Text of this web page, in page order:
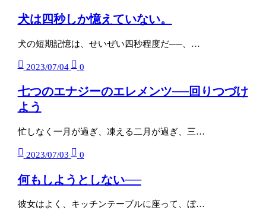
犬は四秒しか憶えていない。
犬の短期記憶は、せいぜい四秒程度だ──、…
2023/07/04 0
七つのエナジーのエレメンツ──回りつづけ
よう
忙しなく一月が過ぎ、凍える二月が過ぎ、三…
2023/07/03 0
何もしようとしない──
彼女はよく、キッチンテーブルに座って、ぼ…